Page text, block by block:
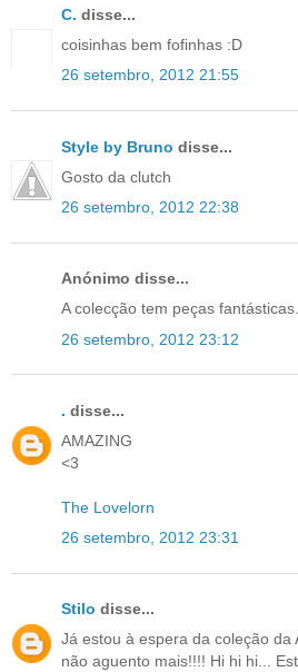
C. disse...
coisinhas bem fofinhas :D
26 setembro, 2012 21:55
Style by Bruno disse...
Gosto da clutch
26 setembro, 2012 22:38
Anónimo disse...
A colecção tem peças
26 setembro, 2012 23:12
. disse...
AMAZING
<3
The Lovelorn
26 setembro, 2012 23:31
Stilo disse...
Já estou à espera da coleção da
não aguento mais!!!! Hi hi hi...